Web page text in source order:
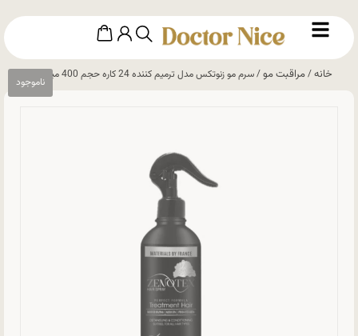
خانه/مراقبت مو/ سرم مو زنوتکس مدل ترمیم کننده 24 کاره حجم 400 میلی لیتر